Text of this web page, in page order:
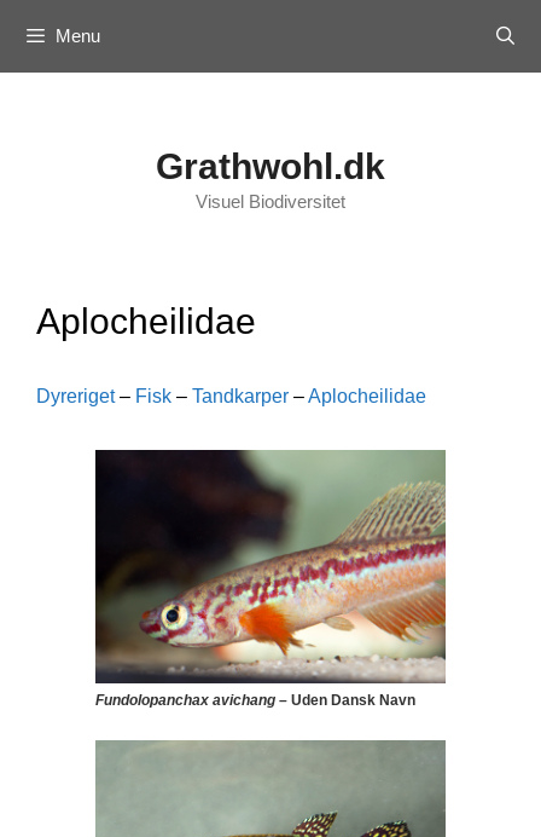
content
Menu
Grathwohl.dk
Visuel Biodiversitet
Aplocheilidae
Dyreriget– Fisk – Tandkarper –Aplocheilidae
Fundolopanchax avichang – Uden Dansk Navn